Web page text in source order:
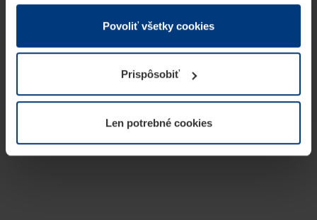
v rámci Vášho využívania služieb.
Z právneho hľadiska môžeme cookies ukladať na Vašom
prevádzku tejto stránky. Pre všetky ostatné typy cookie
potrebujeme Vaše povolenie. Vaše povolenie môžete
kedykoľvek zmeniť alebo odvolať vo vysvetlení cookie
našej webovej stránky.
Povoliť všetky cookies
Prispôsobiť
Len potrebné cookies